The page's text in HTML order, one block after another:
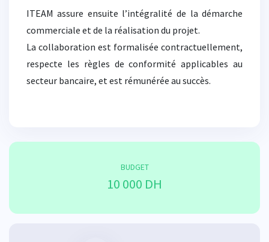
ITEAM assure ensuite l’intégralité de la démarche
commerciale et de la réalisation du projet.
La collaboration est formalisée contractuellement,
respecte les règles de conformité applicables au
secteur bancaire, et est rémunérée au succès.
BUDGET
10 000 DH